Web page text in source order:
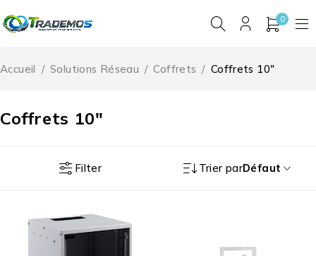
0
Coffrets 10"
Accueil / Solutions Réseau / Coffrets / Coffrets 10"
Filter Trier parDéfaut